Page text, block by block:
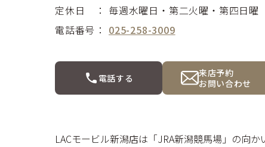
定休日
毎週水曜日・第二火曜・第四日曜
電話番号
025-258-3009
電話する
来店予約
お問い合わせ
LACモービル新潟店は「JRA新潟競馬場」の向